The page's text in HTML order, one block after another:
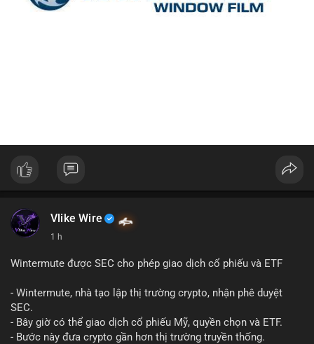
Vlike Wire
1 h
Wintermute được SEC cho phép giao dịch cổ phiếu và ETF
- Wintermute, nhà tạo lập thị trường crypto, nhận phê duyệt
SEC.
- Bây giờ có thể giao dịch cổ phiếu Mỹ, quyền chọn và ETF.
- Bước này đưa crypto gần hơn thị trường truyền thống.